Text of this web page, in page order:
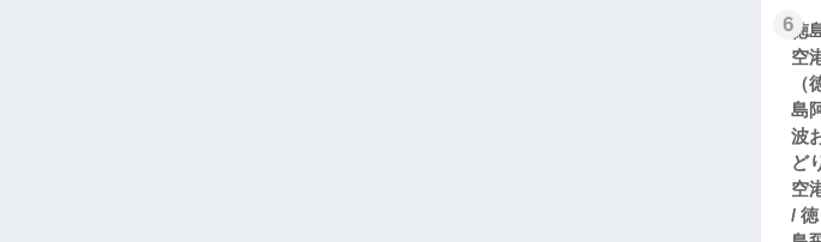
6徳
空
（
島
波
ど
空
/ 徳